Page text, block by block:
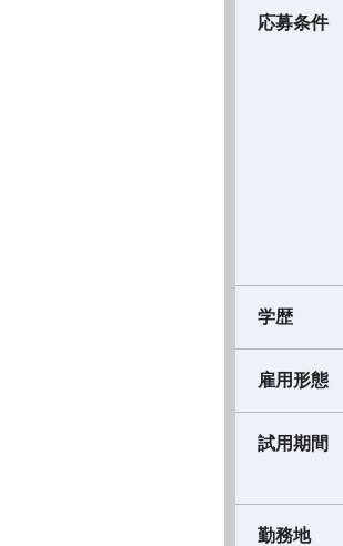
応募条件
学歴
雇用形態
試用期間
勤務地